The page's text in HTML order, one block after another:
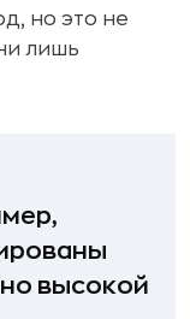
но это не
лишь
высокой